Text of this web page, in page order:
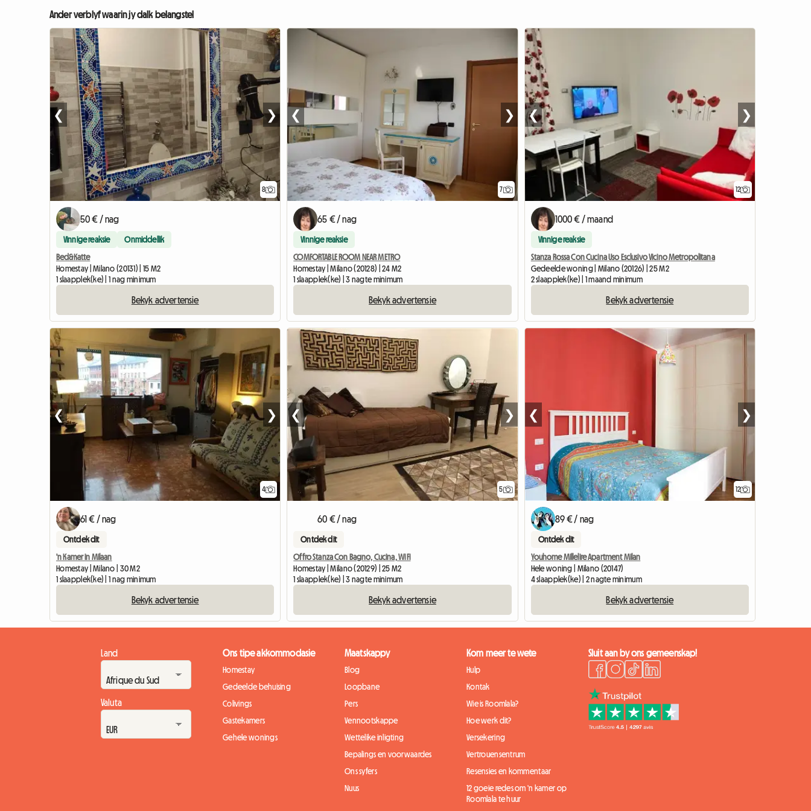
Ander verblyf waarin jy dalk belangstel
8
❮ ❯
50 € / nag
Vinnige reaksie Onmiddellik
Bed&Katte
Homestay | Milano (20131) | 15 M2
1 slaapplek(ke) | 1 nag minimum
Bekyk advertensie
7
❮ ❯
65 € / nag
Vinnige reaksie
COMFORTABLE ROOM NEAR METRO
Homestay | Milano (20128) | 24 M2
1 slaapplek(ke) | 3 nagte minimum
Bekyk advertensie
12
❮ ❯
1000 € / maand
Vinnige reaksie
Stanza Rossa Con Cucina Uso Esclusivo Vicino Metropolitana
Gedeelde woning | Milano (20126) | 25 M2
2 slaapplek(ke) | 1 maand minimum
Bekyk advertensie
4
❮ ❯
61 € / nag
Ontdek dit
'n Kamer in Milaan
Homestay | Milano | 30 M2
1 slaapplek(ke) | 1 nag minimum
Bekyk advertensie
5
❮ ❯
60 € / nag
Ontdek dit
Offro Stanza Con Bagno, Cucina, Wi Fi
Homestay | Milano (20129) | 25 M2
1 slaapplek(ke) | 3 nagte minimum
Bekyk advertensie
12
❮ ❯
89 € / nag
Ontdek dit
Youhome Millelire Apartment Milan
Hele woning | Milano (20147)
4 slaapplek(ke) | 2 nagte minimum
Bekyk advertensie
Land
Valuta
Ons tipe akkommodasie
Homestay
Gedeelde behuising
Colivings
Gastekamers
Gehele wonings
Maatskappy
Blog
Loopbane
Pers
Vennootskappe
Wettelike inligting
Bepalings en voorwaardes
Ons syfers
Nuus
Kom meer te wete
Hulp
Kontak
Wie is Roomlala?
Hoe werk dit?
Versekering
Vertrouensentrum
Resensies en kommentaar
12 goeie redes om 'n kamer op
Roomlala te huur
Sluit aan by ons gemeenskap!